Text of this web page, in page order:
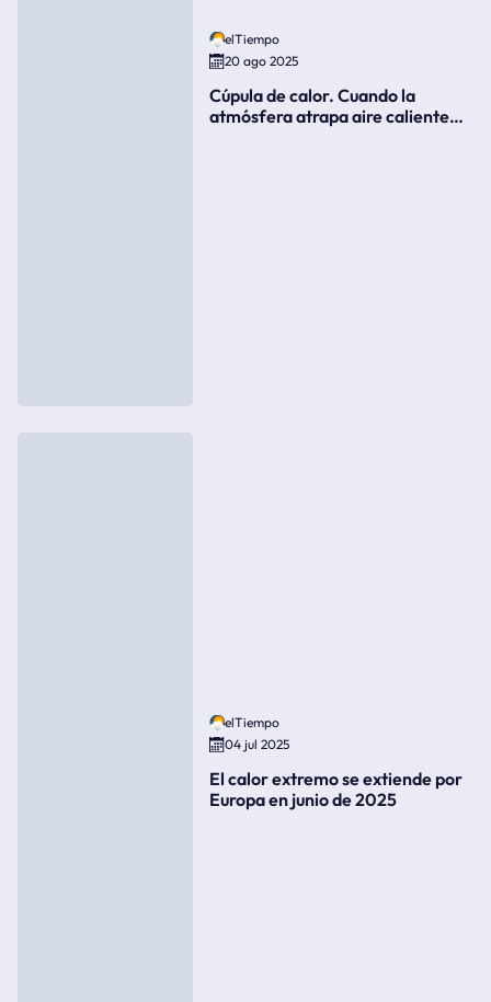
elTiempo
20 ago 2025
Cúpula de calor. Cuando la
atmósfera atrapa aire caliente
elTiempo
04 jul 2025
El calor extremo se extiende por
Europa en junio de 2025